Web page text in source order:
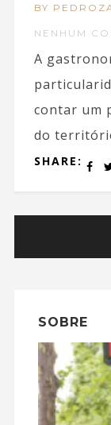
BY
NENHUM
A
contar um
do
SHARE:
SOBRE